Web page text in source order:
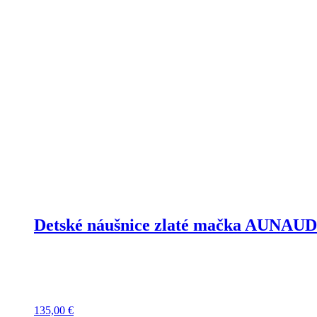
Detské náušnice zlaté mačka
135,00 €